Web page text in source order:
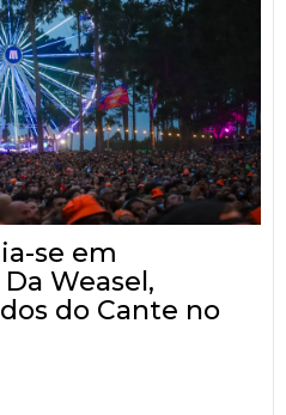
se em
Weasel,
do Cante no